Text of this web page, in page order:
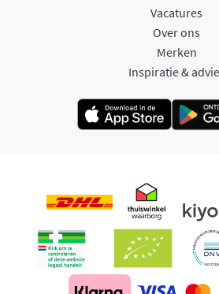
Vacatures
Over ons
Merken
Inspiratie &